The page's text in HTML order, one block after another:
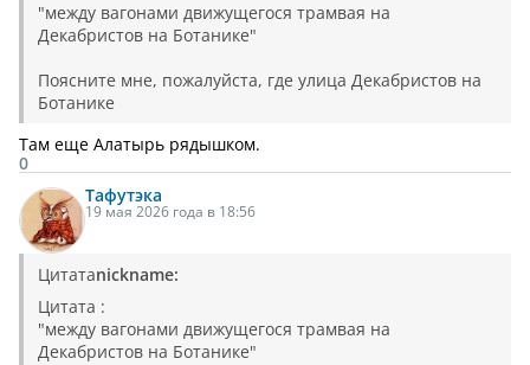
"между вагонами движущегося трамвая на
Декабристов на Ботанике"
Поясните мне, пожалуйста, где улица Декабристов на
Ботанике
Там еще Алатырь рядышком.
0
Тафутэка
19 мая 2026 года в 18:56
Цитатаnickname:
Цитата :
"между вагонами движущегося трамвая на
Декабристов на Ботанике"